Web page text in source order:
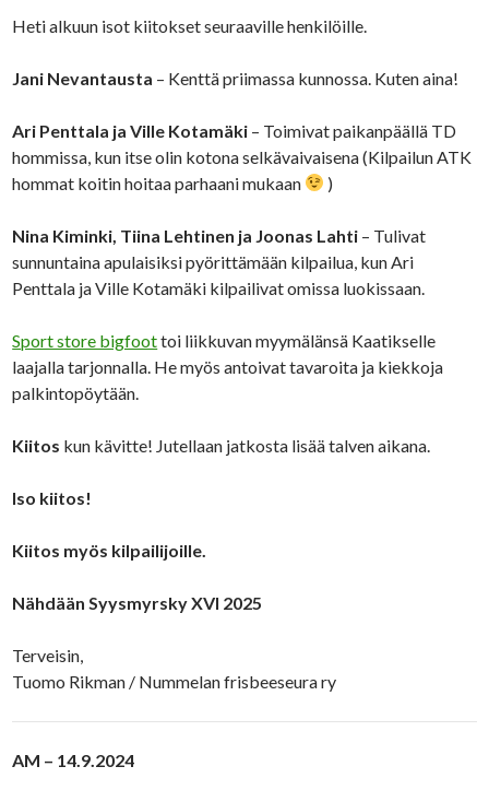
Heti alkuun isot kiitokset seuraaville henkilöille.
Jani Nevantausta – Kenttä priimassa kunnossa. Kuten aina!
Ari Penttala ja Ville Kotamäki – Toimivat paikanpäällä TD
hommissa, kun itse olin kotona selkävaivaisena (Kilpailun ATK
hommat koitin hoitaa parhaani mukaan
)
Nina Kiminki, Tiina Lehtinen ja Joonas Lahti – Tulivat
sunnuntaina apulaisiksi pyörittämään kilpailua, kun Ari
Penttala ja Ville Kotamäki kilpailivat omissa luokissaan.
Sport store bigfoottoi liikkuvan myymälänsä Kaatikselle
laajalla tarjonnalla. He myös antoivat tavaroita ja kiekkoja
palkintopöytään.
Kiitos kun kävitte! Jutellaan jatkosta lisää talven aikana.
Iso kiitos!
Kiitos myös kilpailijoille.
Nähdään Syysmyrsky XVI 2025
Terveisin,
Tuomo Rikman / Nummelan frisbeeseura ry
AM – 14.9.2024